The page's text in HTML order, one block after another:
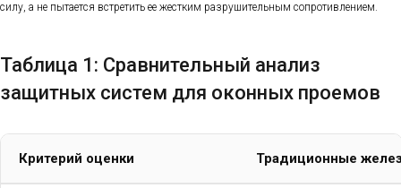
силу, а не пытается встретить ее жестким разрушительным сопротивлением.
Таблица 1: Сравнительный анализ
защитных систем для оконных проемов
Критерий оценки Традиционные